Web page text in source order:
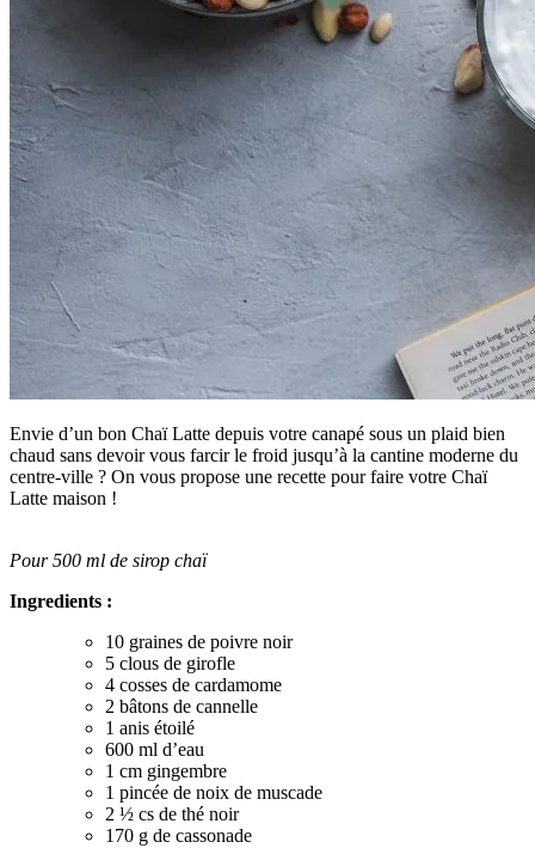
Envie d’un bon Chaï Latte depuis votre canapé sous un plaid bien
chaud sans devoir vous farcir le froid jusqu’à la cantine moderne du
centre-ville ? On vous propose une recette pour faire votre Chaï
Latte maison !
Pour 500 ml de sirop chaï
Ingredients :
10 graines de poivre noir
5 clous de girofle
4 cosses de cardamome
2 bâtons de cannelle
1 anis étoilé
600 ml d’eau
1 cm gingembre
1 pincée de noix de muscade
2 ½ cs de thé noir
170 g de cassonade